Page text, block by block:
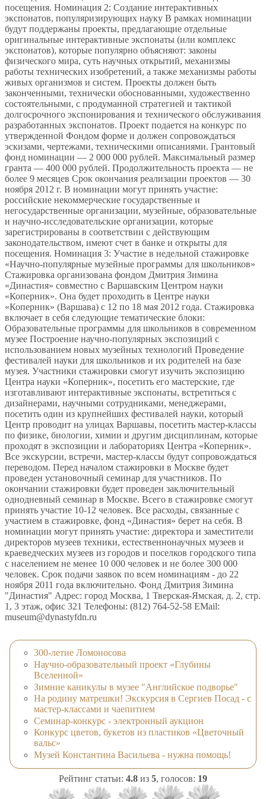
посещения. Номинация 2: Создание интерактивных
экспонатов, популяризирующих науку В рамках номинации
будут поддержаны проекты, предлагающие отдельные
оригинальные интерактивные экспонаты (или комплекс
экспонатов), которые популярно объясняют: законы
физического мира, суть научных открытий, механизмы
работы технических изобретений, а также механизмы работы
живых организмов и систем. Проекты должен быть
законченными, технически обоснованными, художественно
состоятельными, с продуманной стратегией и тактикой
долгосрочного экспонирования и технического обслуживания
разработанных экспонатов. Проект подается на конкурс по
утвержденной Фондом форме и должен сопровождаться
эскизами, чертежами, техническими описаниями. Грантовый
фонд номинации — 2 000 000 рублей. Максимальный размер
гранта — 400 000 рублей. Продолжительность проекта — не
более 9 месяцев Срок окончания реализации проектов — 30
ноября 2012 г. В номинации могут принять участие:
российские некоммерческие государственные и
негосударственные организации, музейные, образовательные
и научно-исследовательские организации, которые
зарегистрированы в соответствии с действующим
законодательством, имеют счет в банке и открыты для
посещения. Номинация 3: Участие в недельной стажировке
«Научно-популярные музейные программы для школьников»
Стажировка организована фондом Дмитрия Зимина
«Династия» совместно с Варшавским Центром науки
«Коперник». Она будет проходить в Центре науки
«Коперник» (Варшава) с 12 по 18 мая 2012 года. Стажировка
включает в себя следующие тематические блоки:
Образовательные программы для школьников в современном
музее Построение научно-популярных экспозиций с
использованием новых музейных технологий Проведение
фестивалей науки для школьников и их родителей на базе
музея. Участники стажировки смогут изучить экспозицию
Центра науки «Коперник», посетить его мастерские, где
изготавливают интерактивные экспонаты, встретиться с
дизайнерами, научными сотрудниками, менеджерами,
посетить один из крупнейших фестивалей науки, который
Центр проводит на улицах Варшавы, посетить мастер-классы
по физике, биологии, химии и другим дисциплинам, которые
проходят в экспозиции и лабораториях Центра «Коперник».
Все экскурсии, встречи, мастер-классы будут сопровождаться
переводом. Перед началом стажировки в Москве будет
проведен установочный семинар для участников. По
окончании стажировки будет проведен заключительный
однодневный семинар в Москве. Всего в стажировке смогут
принять участие 10-12 человек. Все расходы, связанные с
участием в стажировке, фонд «Династия» берет на себя. В
номинации могут принять участие: директора и заместители
директоров музеев техники, естественнонаучных музеев и
краеведческих музеев из городов и поселков городского типа
с населением не менее 10 000 человек и не более 300 000
человек. Срок подачи заявок по всем номинациям - до 22
ноября 2011 года включительно. Фонд Дмитрия Зимина
"Династия" Адрес: город Москва, 1 Тверская-Ямская, д. 2, стр.
1, 3 этаж, офис 321 Телефоны: (812) 764-52-58 EMail:
museum@dynastyfdn.ru
300-летие Ломоносова
Научно-образовательный проект «Глубины
Вселенной»
Зимние каникулы в музее "Английское подворье"
На родину матрешки! Экскурсия в Сергиев Посад - с
мастер-классами и чаепитием
Семинар-конкурс - электронный аукцион
Конкурс цветов, букетов из пластиков «Цветочный
вальс»
Музей Константина Васильева - нужна помощь!
Рейтинг статьи: 4.8 из 5, голосов: 19